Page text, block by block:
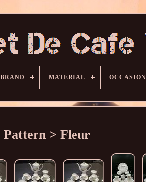
BRAND MATERIAL OCCASION
Pattern > Fleur